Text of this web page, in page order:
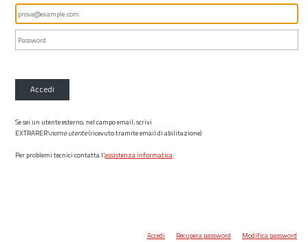
Accedi
Se sei un utente esterno, nel campo email, scrivi
EXTRARER\nome utente(ricevuto tramite email di abilitazione)
Per problemi tecnici contatta l’assistenza informatica.
Accedi Recupera password Modifica password